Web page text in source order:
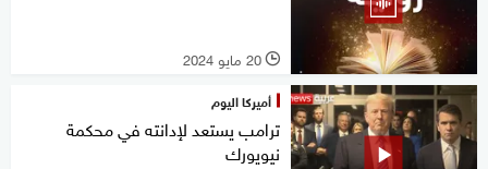
l 20 مايو 2024
أميركا اليوم
ترامب يستعد لإدانته في محكمة
نيويورك